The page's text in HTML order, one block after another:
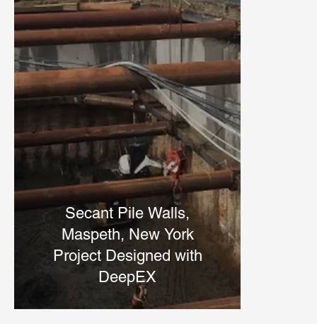
Secant Pile Walls,
Maspeth, New York
Project Designed with
DeepEX